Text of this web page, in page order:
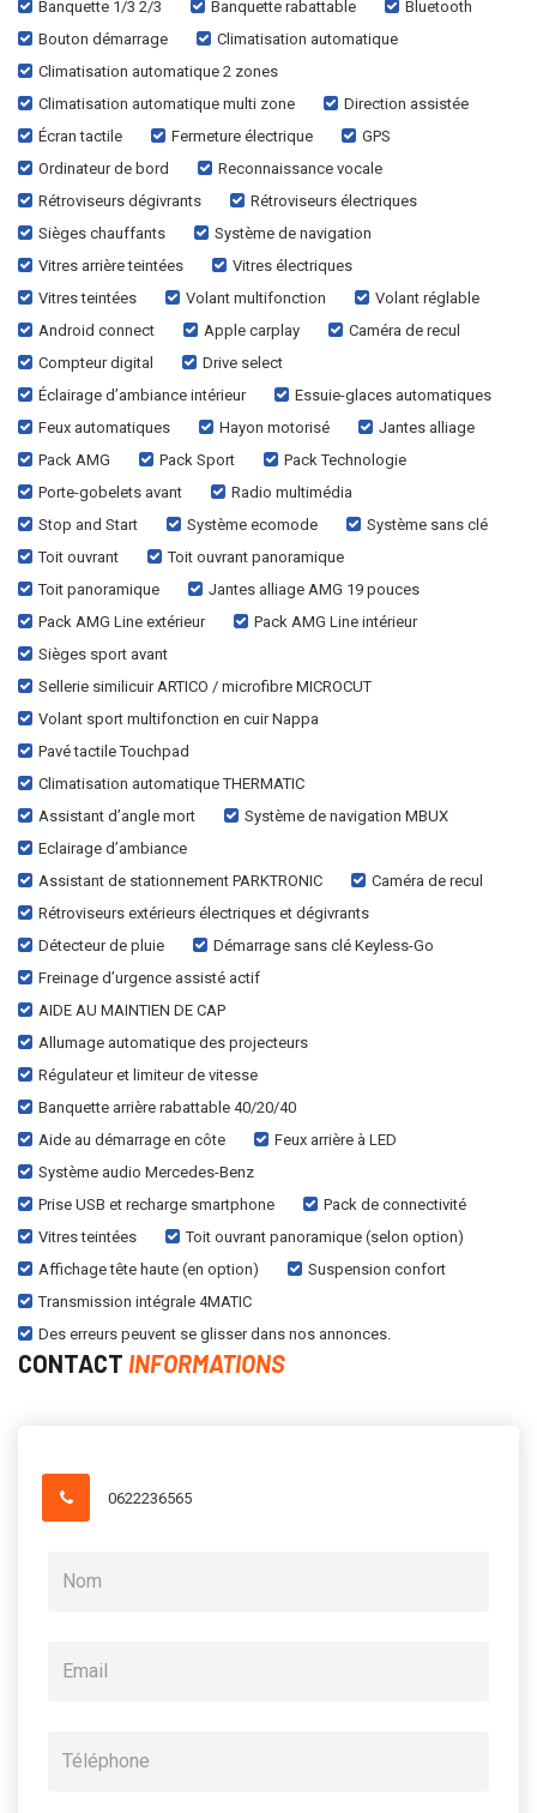
Banquette 1/3 2/3 Banquette rabattable
Bluetooth
Bouton démarrage
Climatisation automatique
Climatisation automatique 2 zones
Climatisation automatique multi zone
Direction assistée
Écran tactile
Fermeture électrique
GPS
Ordinateur de bord
Reconnaissance vocale
Rétroviseurs dégivrants
Rétroviseurs électriques
Sièges chauffants
Système de navigation
Vitres arrière teintées
Vitres électriques
Vitres teintées
Volant multifonction
Volant réglable
Android connect
Apple carplay
Caméra de recul
Compteur digital
Drive select
Éclairage d’ambiance intérieur
Essuie-glaces automatiques
Feux automatiques
Hayon motorisé
Jantes alliage
Pack AMG
Pack Sport
Pack Technologie
Porte-gobelets avant
Radio multimédia
Stop and Start
Système ecomode
Système sans clé
Toit ouvrant
Toit ouvrant panoramique
Toit panoramique
Jantes alliage AMG 19 pouces
Pack AMG Line extérieur
Pack AMG Line intérieur
Sièges sport avant
Sellerie similicuir ARTICO / microfibre MICROCUT
Volant sport multifonction en cuir Nappa
Pavé tactile Touchpad
Climatisation automatique THERMATIC
Assistant d’angle mort
Système de navigation MBUX
Eclairage d’ambiance
Assistant de stationnement PARKTRONIC
Caméra de recul
Rétroviseurs extérieurs électriques et dégivrants
Détecteur de pluie
Démarrage sans clé Keyless-Go
Freinage d’urgence assisté actif
AIDE AU MAINTIEN DE CAP
Allumage automatique des projecteurs
Régulateur et limiteur de vitesse
Banquette arrière rabattable 40/20/40
Aide au démarrage en côte
Feux arrière à LED
Système audio Mercedes-Benz
Prise USB et recharge smartphone
Pack de connectivité
Vitres teintées
Toit ouvrant panoramique (selon option)
Affichage tête haute (en option)
Suspension confort
Transmission intégrale 4MATIC
Des erreurs peuvent se glisser dans nos annonces.
CONTACT INFORMATIONS
0622236565